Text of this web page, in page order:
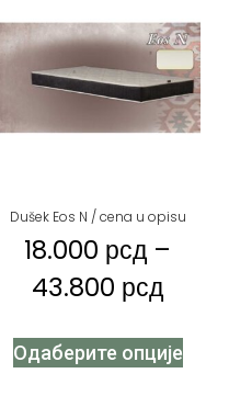
Dušek Eos N / cena u opisu
18.000 рсд –
43.800 рсд
Одаберите опције